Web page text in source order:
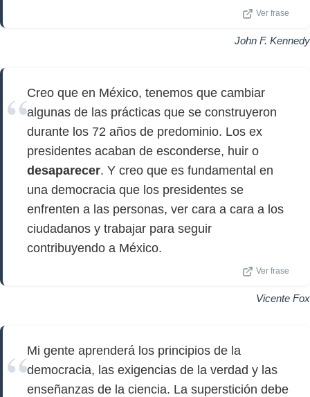
Ver frase
John F. Kennedy
Creo que en México, tenemos que cambiar
algunas de las prácticas que se construyeron
durante los 72 años de predominio. Los ex
presidentes acaban de esconderse, huir o
desaparecer. Y creo que es fundamental en
una democracia que los presidentes se
enfrenten a las personas, ver cara a cara a los
ciudadanos y trabajar para seguir
contribuyendo a México.
Ver frase
Vicente Fox
Mi gente aprenderá los principios de la
democracia, las exigencias de la verdad y las
enseñanzas de la ciencia. La superstición debe